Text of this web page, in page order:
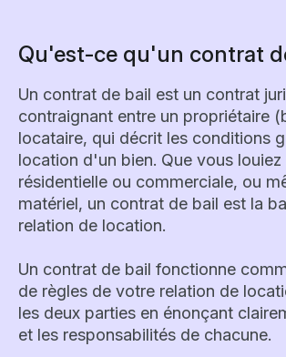
Qu'est-ce qu'un contrat
Un contrat de bail est un contrat
contraignant entre un propriétaire
locataire, qui décrit les conditions
location d'un bien. Que vous
résidentielle ou commerciale, ou
matériel, un contrat de bail est la
relation de location.
Un contrat de bail fonctionne
de règles de votre relation de
les deux parties en énonçant
et les responsabilités de chacune.